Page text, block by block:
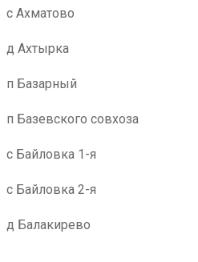
с Ахматово
д Ахтырка
п Базарный
п Базевского совхоза
с Байловка 1-я
с Байловка 2-я
д Балакирево